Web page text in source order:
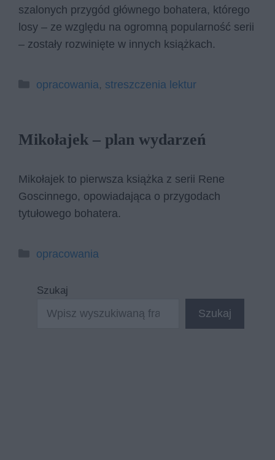
szalonych przygód głównego bohatera, którego
losy – ze względu na ogromną popularność serii
– zostały rozwinięte w innych książkach.
Kategorie
opracowania, streszczenia lektur
Mikołajek – plan wydarzeń
Mikołajek to pierwsza książka z serii Rene
Goscinnego, opowiadająca o przygodach
tytułowego bohatera.
Kategorie
opracowania
Szukaj
Szukaj